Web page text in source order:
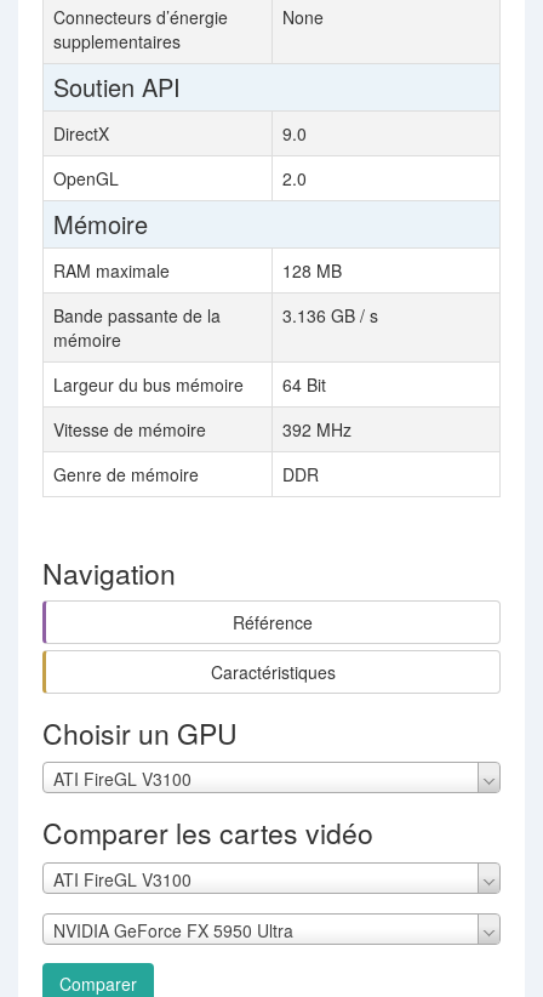
Connecteurs d’énergie
supplementaires
None
Soutien API
DirectX
9.0
OpenGL
2.0
Mémoire
RAM maximale
128 MB
Bande passante de la
mémoire
3.136 GB / s
Largeur du bus mémoire
64 Bit
Vitesse de mémoire
392 MHz
Genre de mémoire
DDR
Navigation
Référence
Caractéristiques
Choisir un GPU
ATI FireGL V3100
Comparer les cartes vidéo
ATI FireGL V3100
NVIDIA GeForce FX 5950 Ultra
Comparer